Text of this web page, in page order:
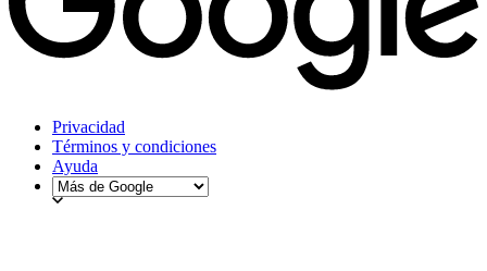
Privacidad
Términos y condiciones
Ayuda